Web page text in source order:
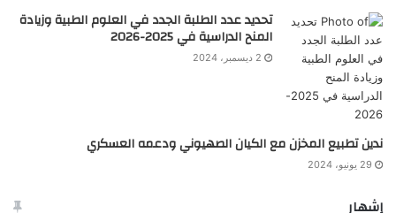
تحديد عدد الطلبة الجدد في العلوم الطبية وزيادة
المنح الدراسية في 2025-2026
2 ديسمبر، 2024
ندين تطبيع المخزن مع الكيان الصهيوني ودعمه العسكري
29 يونيو، 2024
إشهار